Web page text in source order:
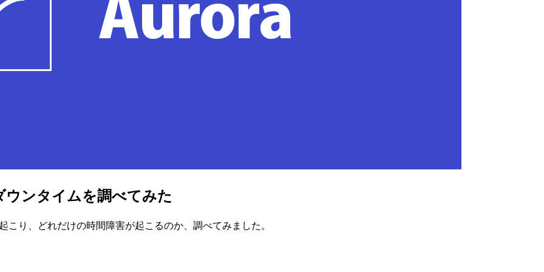
ンタイムを調べてみた
り、どれだけの時間障害が起こるのか、調べてみました。